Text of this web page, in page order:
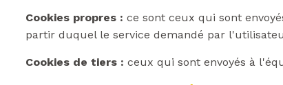
Cookies propres : ce sont ceux qui sont
partir duquel le service demandé par
Cookies de tiers : ceux qui sont envoyés à